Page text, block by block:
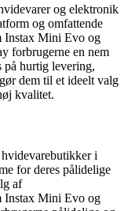
og elektronik
og omfattende
Instax Mini Evo og
forbrugerne en nem
på hurtig levering,
dem til et ideelt valg
kvalitet.
i
for deres pålidelige
af
Instax Mini Evo og